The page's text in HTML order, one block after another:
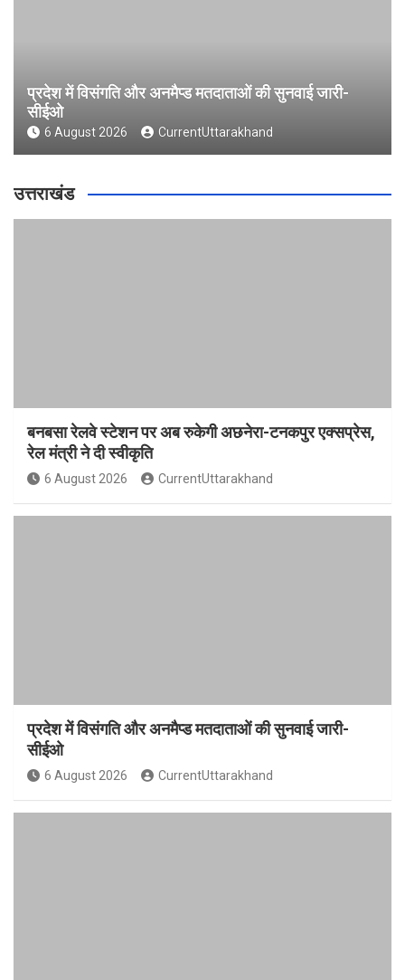
प्रदेश में विसंगति और अनमैप्ड मतदाताओं की सुनवाई जारी-
सीईओ
6 August 2026 CurrentUttarakhand
उत्तराखंड
बनबसा रेलवे स्टेशन पर अब रुकेगी अछनेरा-टनकपुर एक्सप्रेस,
रेल मंत्री ने दी स्वीकृति
6 August 2026 CurrentUttarakhand
प्रदेश में विसंगति और अनमैप्ड मतदाताओं की सुनवाई जारी-
सीईओ
6 August 2026 CurrentUttarakhand